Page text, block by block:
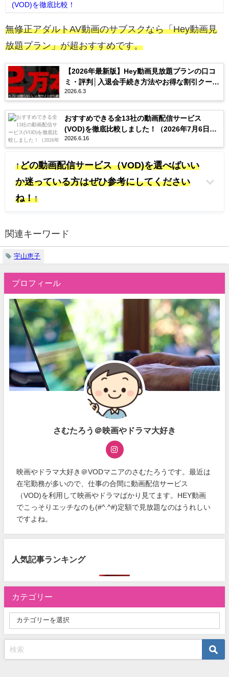
(VOD)を徹底比較！
無修正アダルトAV動画のサブスクなら「Hey動画見
放題プラン」が超おすすめです。
【2026年最新版】Hey動画見放題プランの口コ
ミ・評判│入退会手続き方法やお得な割引クーポ
ンを紹介
2026.6.3
おすすめできる全13社の動画配信サービス
(VOD)を徹底比較しました！（2026年7月6日更
新）
2026.6.16
↑どの動画配信サービス（VOD)を選べばいい
か迷っている方はぜひ参考にしてください
ね！↑
関連キーワード
宇山恵子
プロフィール
さむたろう＠映画やドラマ大好き
映画やドラマ大好き＠VODマニアのさむたろうです。最近は
在宅勤務が多いので、仕事の合間に動画配信サービス
（VOD)を利用して映画やドラマばかり見てます。HEY動画
でこっそりエッチなのも(#^.^#)定額で見放題なのはうれしい
ですよね。
人気記事ランキング
カテゴリー